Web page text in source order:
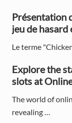
r
y
S
i
d
e
Présentation
jeu de hasard
Le terme
Explore the
slots at
The world of
revealing …